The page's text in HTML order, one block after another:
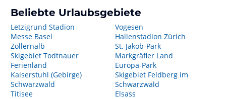
Beliebte Urlaubsgebiete
Letzigrund Stadion
Messe Basel
Zollernalb
Skigebiet Todtnauer
Ferienland
Kaiserstuhl (Gebirge)
Schwarzwald
Titisee
Vogesen
Hallenstadion Zürich
St. Jakob-Park
Markgräfler Land
Europa-Park
Skigebiet Feldberg im
Schwarzwald
Elsass